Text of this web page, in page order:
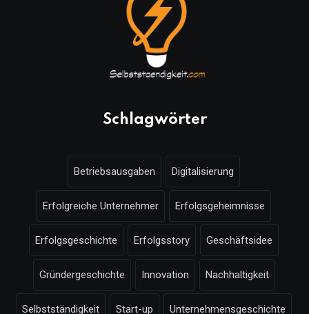
Schlagwörter
Betriebsausgaben Digitalisierung
Erfolgreiche Unternehmer Erfolgsgeheimnisse
Erfolgsgeschichte Erfolgsstory Geschäftsidee
Gründergeschichte Innovation Nachhaltigkeit
Selbstständigkeit Start-up Unternehmensgeschichte